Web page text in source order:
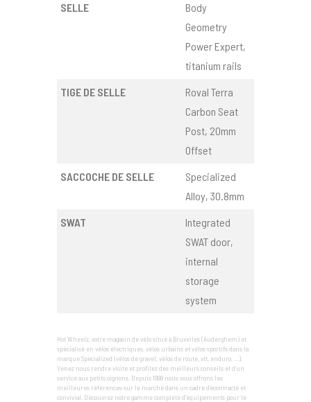
SELLE
Body
Geometry
Power Expert,
titanium rails
TIGE DE SELLE
Roval Terra
Carbon Seat
Post, 20mm
Offset
SACCOCHE DE SELLE
Specialized
Alloy, 30.8mm
SWAT
Integrated
SWAT door,
internal
storage
system
Hot Wheelz, votre magasin de vélo situé à Bruxelles (Auderghem) et
spécialisé en vélos électriques, vélos urbains et vélos sportifs dans la
marque Specialized (vélos de gravel, vélos de route, vtt, enduro, …).
Venez nous rendre visite et profitez des meilleurs conseils et d’un
service aux petits oignons. Depuis 1999 nous vous offrons les
meilleures références sur le marché dans un cadre décontracté et
convivial. Découvrez notre gamme complète d'équipements pour le